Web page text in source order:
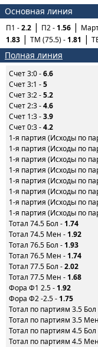
Основная линия
П1 -2.2 П2 -1.56
1.83
ТМ (75.5) -1.81
Полная линия
Счет 3:0 -6.6
Счет 3:1 -5
Счет 3:2 -5.2
Счет 2:3 -4.6
Счет 1:3 -3.9
Счет 0:3 -4.2
1-я партия (Исходы по
1-я партия (Исходы по
1-я партия (Исходы по
1-я партия (Исходы по
1-я партия (Исходы по
1-я партия (Исходы по
1-я партия (Исходы по
1-я партия (Исходы по
Тотал 74.5 Бол - 1.74
Тотал 74.5 Мен - 1.92
Тотал 76.5 Бол - 1.93
Тотал 76.5 Мен - 1.74
Тотал 77.5 Бол -2.02
Тотал 77.5 Мен - 1.68
Фора Ф1 2.5 - 1.92
Фора Ф2 -2.5 - 1.75
Тотал по партиям 3.5 Бол
Тотал по партиям 3.5
Тотал по партиям 4.5 Бол
Тотал по партиям 4.5